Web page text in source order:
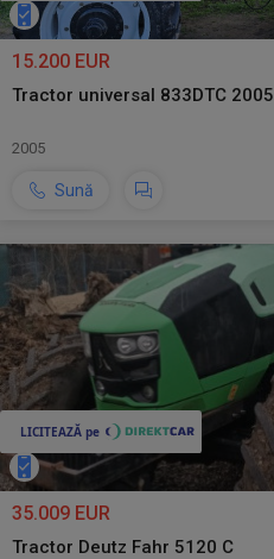
15.200 EUR
Tractor universal 833DTC 2005
2005
Sună
35.009 EUR
Tractor Deutz Fahr 5120 C